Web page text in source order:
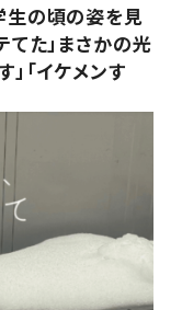
の頃の姿を見
た」まさかの光
「イケメンす